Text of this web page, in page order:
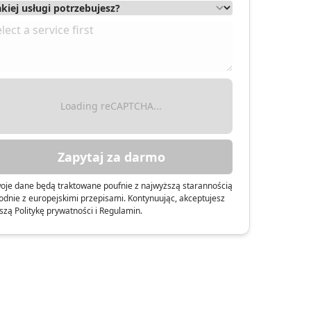
Loading reCAPTCHA...
Zapytaj za darmo
dane będą traktowane poufnie z najwyższą starannością
z europejskimi przepisami. Kontynuując, akceptujesz
Politykę prywatności i Regulamin.